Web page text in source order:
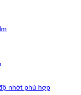
nhớt phù hợp